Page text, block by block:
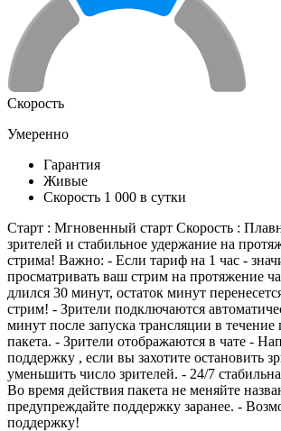
Скорость
Умеренно
Гарантия
Живые
Скорость 1 000 в сутки
Старт : Мгновенный старт Скорость :
зрителей и стабильное удержание на
стрима! Важно: - Если тариф на 1 час -
просматривать ваш стрим на протяжение
длился 30 минут, остаток минут
стрим! - Зрители подключаются
минут после запуска трансляции в течение
пакета. - Зрители отображаются в чате -
поддержку , если вы захотите остановить
уменьшить число зрителей. - 24/7
Во время действия пакета не меняйте
предупреждайте поддержку заранее. -
поддержку!